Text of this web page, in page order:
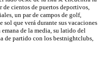
de cientos de puertos deportivos,
un par de campos de golf,
sol que verá durante sus vacaciones
de la media, su latido del
de partido con los bestnightclubs,